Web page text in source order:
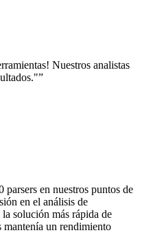
Nuestros analistas
”
parsers en nuestros puntos de
en el análisis de
solución más rápida de
un rendimiento